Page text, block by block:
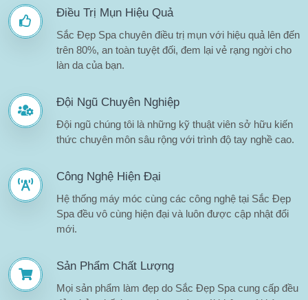
Điều Trị Mụn Hiệu Quả
Sắc Đẹp Spa chuyên điều trị mụn với hiệu quả lên đến
trên 80%, an toàn tuyệt đối, đem lại vẻ rạng ngời cho
làn da của bạn.
Đội Ngũ Chuyên Nghiệp
Đội ngũ chúng tôi là những kỹ thuật viên sở hữu kiến
thức chuyên môn sâu rộng với trình độ tay nghề cao.
Công Nghệ Hiện Đại
Hệ thống máy móc cùng các công nghệ tại Sắc Đẹp
Spa đều vô cùng hiện đại và luôn được cập nhật đổi
mới.
Sản Phẩm Chất Lượng
Mọi sản phẩm làm đẹp do Sắc Đẹp Spa cung cấp đều